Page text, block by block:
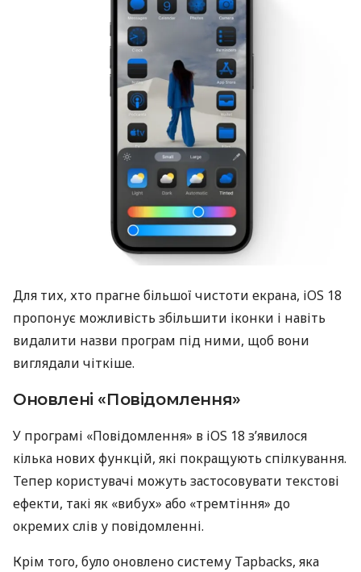
Для тих, хто прагне більшої чистоти екрана, iOS 18
пропонує можливість збільшити іконки і навіть
видалити назви програм під ними, щоб вони
виглядали чіткіше.
Оновлені «Повідомлення»
У програмі «Повідомлення» в iOS 18 з’явилося
кілька нових функцій, які покращують спілкування.
Тепер користувачі можуть застосовувати текстові
ефекти, такі як «вибух» або «тремтіння» до
окремих слів у повідомленні.
Крім того, було оновлено систему Tapbacks, яка